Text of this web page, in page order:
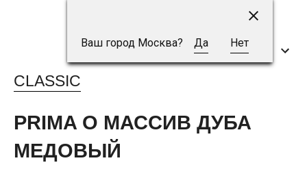
Ваш город Москва? Да Нет
CLASSIC
PRIMA O МАССИВ ДУБА
МЕДОВЫЙ